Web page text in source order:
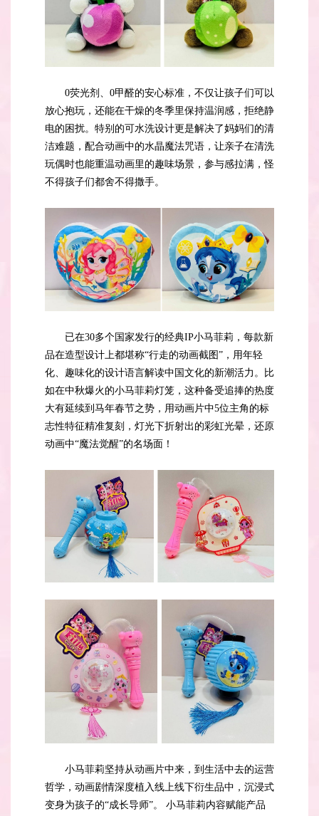
0荧光剂、0甲醛的安心标准，不仅让孩子们可以
放心抱玩，还能在干燥的冬季里保持温润感，拒绝静
电的困扰。特别的可水洗设计更是解决了妈妈们的清
洁难题，配合动画中的水晶魔法咒语，让亲子在清洗
玩偶时也能重温动画里的趣味场景，参与感拉满，怪
不得孩子们都舍不得撒手。
已在30多个国家发行的经典IP小马菲莉，每款新
品在造型设计上都堪称“行走的动画截图”，用年轻
化、趣味化的设计语言解读中国文化的新潮活力。比
如在中秋爆火的小马菲莉灯笼，这种备受追捧的热度
大有延续到马年春节之势，用动画片中5位主角的标
志性特征精准复刻，灯光下折射出的彩虹光晕，还原
动画中“魔法觉醒”的名场面！
小马菲莉坚持从动画片中来，到生活中去的运营
哲学，动画剧情深度植入线上线下衍生品中，沉浸式
变身为孩子的“成长导师”。 小马菲莉内容赋能产品